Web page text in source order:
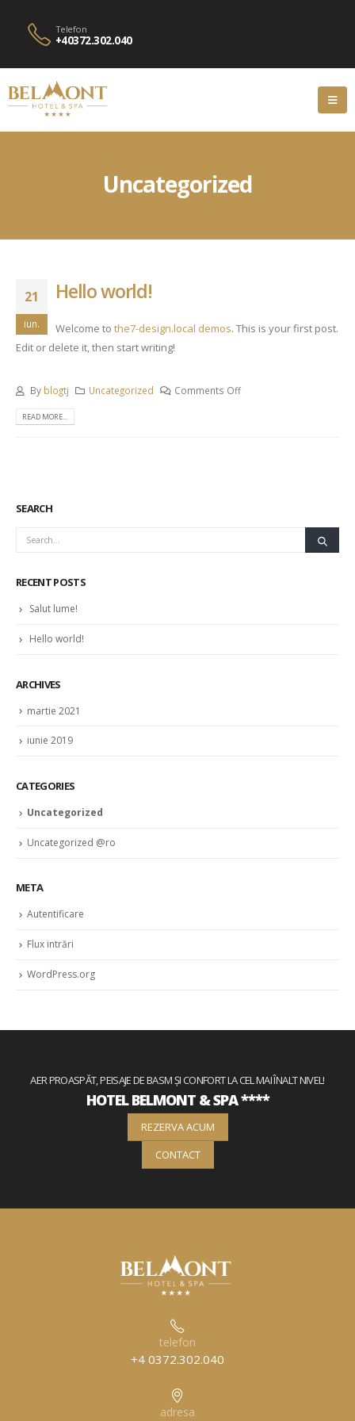
Telefon
+40372.302.040
Uncategorized
21
iun.
Hello world!
Welcome to the7-design.local demos. This is your first post.
Edit or delete it, then start writing!
By blogtj Uncategorized Comments Off
READ MORE...
SEARCH
RECENT POSTS
Salut lume!
Hello world!
ARCHIVES
martie 2021
iunie 2019
CATEGORIES
Uncategorized
Uncategorized @ro
META
Autentificare
Flux intrări
WordPress.org
AER PROASPĂT, PEISAJE DE BASM ȘI CONFORT LA CEL MAI ÎNALT NIVEL!
HOTEL BELMONT & SPA ****
REZERVA ACUM
CONTACT
telefon
+4 0372.302.040
adresa